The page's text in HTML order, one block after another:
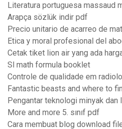
Literatura portuguesa massaud
Arapça sözlük indir pdf
Precio unitario de acarreo de
Etica y moral profesional del
Cetak tiket lion air yang ada
Sl math formula booklet
Controle de qualidade em
Fantastic beasts and where to
Pengantar teknologi minyak dan
More and more 5. sınıf pdf
Cara membuat blog download